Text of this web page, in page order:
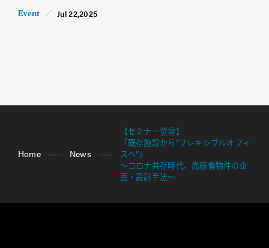
Event Jul 22,2025
Home News
【セミナー登壇】
「既存施設から“フレキシブルオフィ
スへ”」
～コロナ共存時代、高稼働物件の企
画・設計手法～